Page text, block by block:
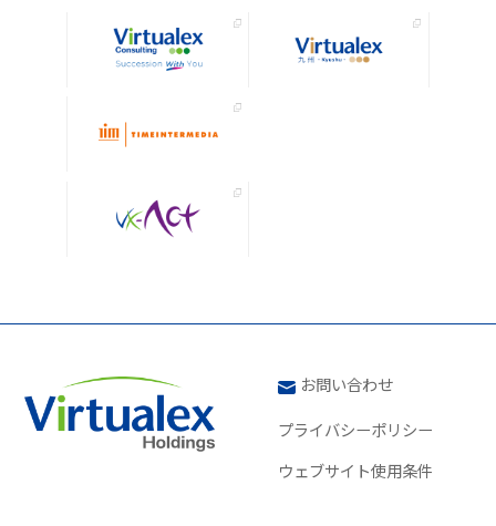
お問い合わせ
プライバシーポリシー
ウェブサイト使用条件